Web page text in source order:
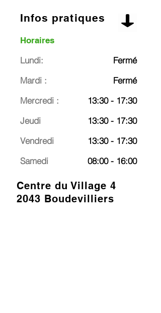
Infos pratiques
Horaires
Lundi:
Mardi :
Mercredi :
Jeudi
Vendredi
Samedi
Fermé
Fermé
13:30 - 17:30
13:30 - 17:30
13:30 - 17:30
08:00 - 16:00
Centre du Village 4
2043 Boudevilliers